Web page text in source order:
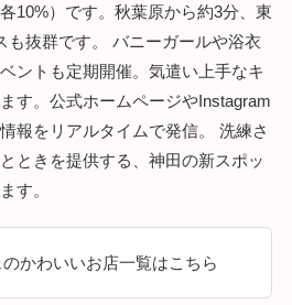
10%）です。秋葉原から約3分、東
も抜群です。 バニーガールや浴衣
ントも定期開催。気遣い上手なキ
す。公式ホームページやInstagram
報をリアルタイムで発信。 洗練さ
ときを提供する、神田の新スポッ
す。
かわいいお店一覧はこちら